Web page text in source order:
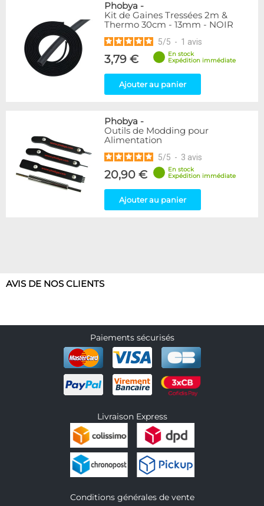
Phobya -
Kit de Gaines Tressées 2m &
Thermo 30cm - 13mm - NOIR
5/5 - 1 avis
3,79 €
En stock
Expédition immédiate
Ajouter au panier
Phobya -
Outils de Modding pour
Alimentation
5/5 - 3 avis
20,90 €
En stock
Expédition immédiate
Ajouter au panier
AVIS DE NOS CLIENTS
Paiements sécurisés
Livraison Express
Conditions générales de vente